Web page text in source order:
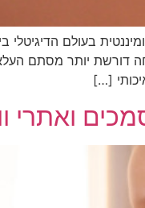
דורשת יותר מסתם
[…]
ואתרי